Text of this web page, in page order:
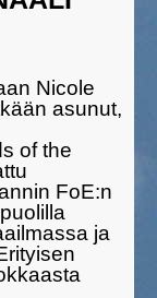
Nicole
asunut,
of the
FoE:n
ja